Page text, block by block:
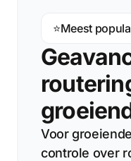
⭐Meest
Voor
controle over